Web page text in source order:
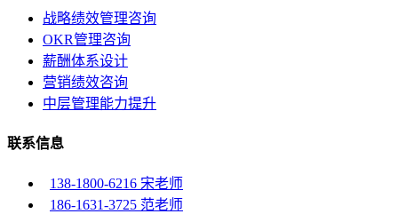
战略绩效管理咨询
OKR管理咨询
薪酬体系设计
营销绩效咨询
中层管理能力提升
联系信息
138-1800-6216 宋老师
186-1631-3725 范老师